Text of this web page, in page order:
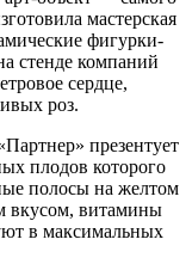
мастерская
фигурки-
стенде компаний
сердце,
роз.
презентует
плодов которого
полосы на желтом
вкусом, витамины
в максимальных